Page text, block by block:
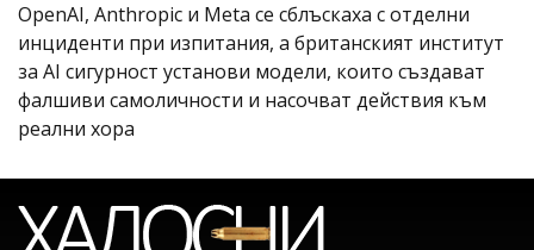
OpenAI, Anthropic и Meta се сблъскаха с отделни
инциденти при изпитания, а британският институт
за AI сигурност установи модели, които създават
фалшиви самоличности и насочват действия към
реални хора